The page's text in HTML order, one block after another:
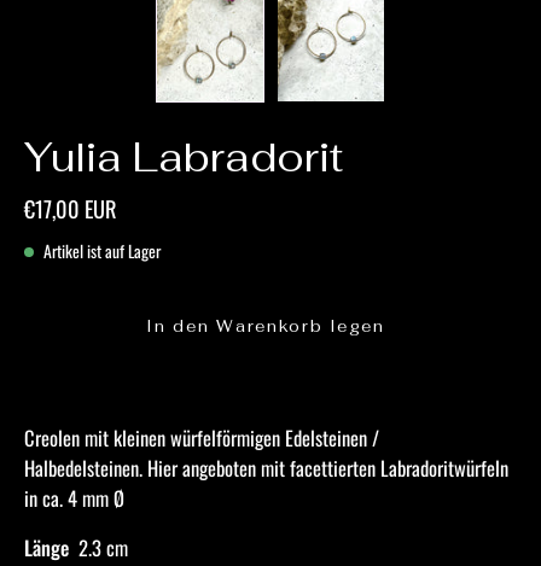
Yulia Labradorit
€17,00 EUR
Artikel ist auf Lager
In den Warenkorb legen
Creolen mit kleinen würfelförmigen Edelsteinen /
Halbedelsteinen. Hier angeboten mit facettierten Labradoritwürfeln
in ca. 4 mm Ø
Länge 2.3 cm